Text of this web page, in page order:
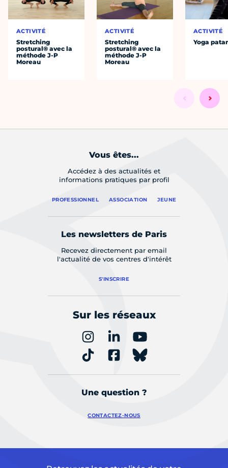
ACTIVITÉ
Stretching
postural® avec la
méthode J-P
Moreau
ACTIVITÉ
Stretching
postural® avec la
méthode J-P
Moreau
ACTIVITÉ
Yoga
Vous êtes...
Accédez à des actualités et
informations pratiques par profil
PROFESSIONNEL ASSOCIATION JEUNE
Les newsletters de Paris
Recevez directement par email
l'actualité de vos centres d'intérêt
S'INSCRIRE
Sur les réseaux
Une question ?
CONTACTEZ-NOUS